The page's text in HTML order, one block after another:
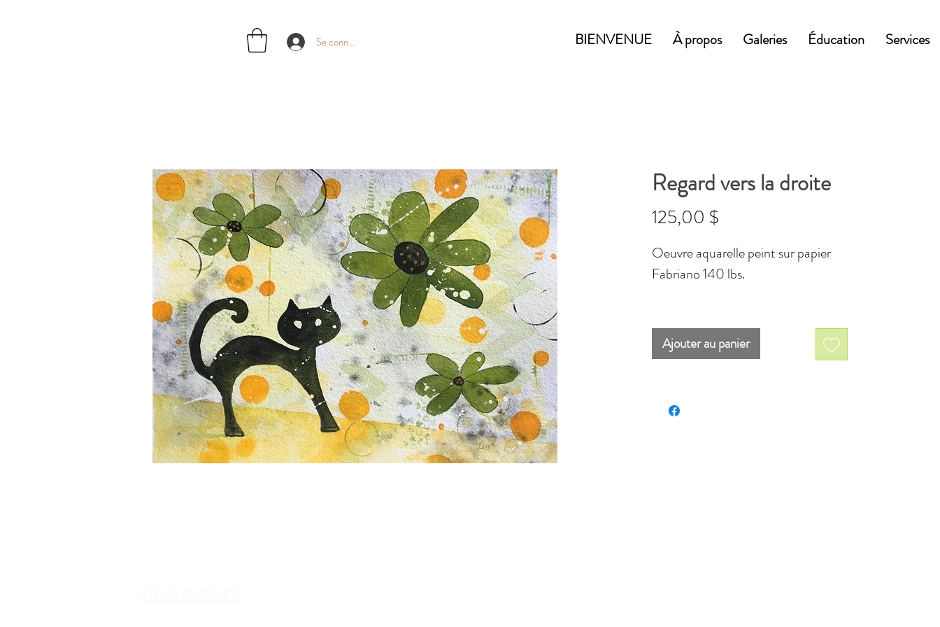
BIENVENUE À propos Galeries Éducation Services
Se connecter
Regard vers la droite
125,00 $
Oeuvre aquarelle peint sur papier
Fabriano 140 lbs.
33,02 cm)
Vendue sans encadrement.
vert, orange, noir, blanc.
Ajouter au panier